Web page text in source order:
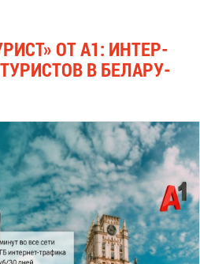
ОТ A1: ИН­ТЕР­
В БЕ­ЛА­РУ­